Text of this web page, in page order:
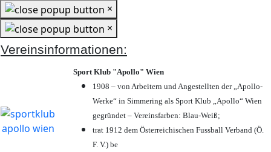
×
×
Vereinsinformationen:
Sport Klub "Apollo" Wien
1908 – von Arbeitern und Angestellten der „Apollo-
Werke“ in Simmering als Sport Klub „Apollo“ Wien
gegründet – Vereinsfarben: Blau-Weiß;
trat 1912 dem Österreichischen Fussball Verband (Ö.
F. V.) be